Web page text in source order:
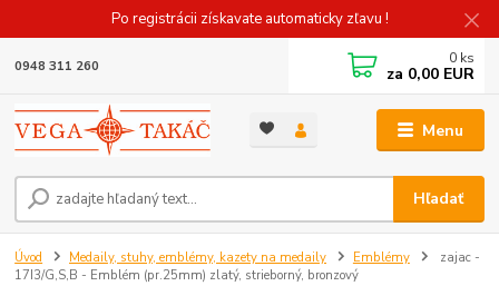
Po registrácii získavate automaticky zľavu !
Menu
Hľadať
0948 311 260 0 ks
za 0,00 EUR
Úvod Medaily, stuhy, emblémy, kazety na medaily Emblémy
zajac -
17I3/G,S,B - Emblém (pr.25mm) zlatý, strieborný, bronzový